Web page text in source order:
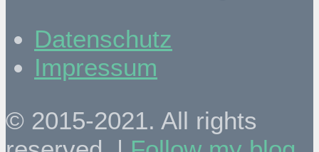
Datenschutz
Impressum
© 2015-2021. All rights